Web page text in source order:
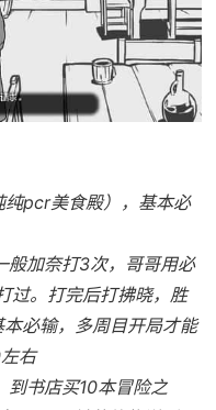
纯pcr美食殿），基本必
般加奈打3次，哥哥用必
过。打完后打拂晓，胜
必输，多周目开局才能
右
到书店买10本冒险之